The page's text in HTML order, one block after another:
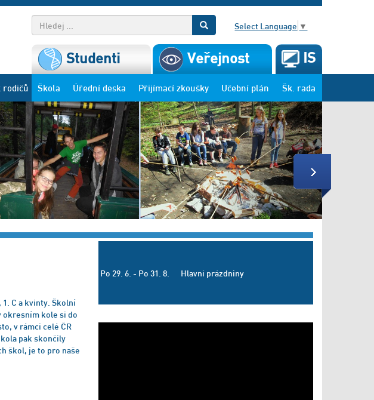
Select Language ▼
Studenti Veřejnost IS
Škola Úřední deska Přijímací zkoušky Učební plán Šk. rada
rodičů
Next
C a kvinty. Školní
okresním kole si do
v rámci celé ČR
pak skončily
škol, je to pro naše
Po 29. 6. - Po 31. 8. Hlavní prázdniny